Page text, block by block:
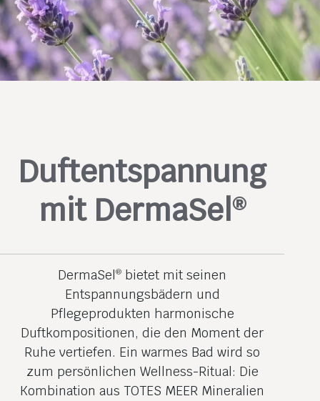
Duftentspannung
mit DermaSel®
DermaSel® bietet mit seinen
Entspannungsbädern und
Pflegeprodukten harmonische
Duftkompositionen, die den Moment der
Ruhe vertiefen. Ein warmes Bad wird so
zum persönlichen Wellness-Ritual: Die
Kombination aus TOTES MEER Mineralien